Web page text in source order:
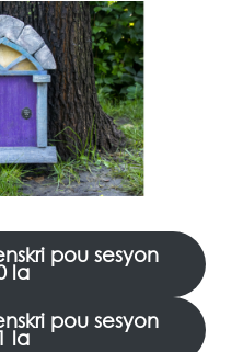
pou sesyon
la
pou sesyon
la